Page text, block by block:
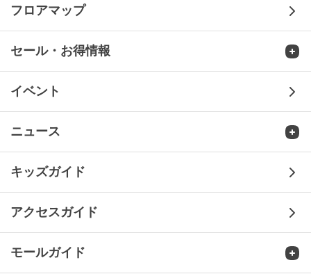
フロアマップ
セール・お得情報
セール・お得情報TOP
- お客さま感謝デー
- G.G.感謝デー
イベント
ニュース
ニュースTOP
- ショップニュース
- 新店・閉店・リニューアル
キッズガイド
アクセスガイド
モールガイド